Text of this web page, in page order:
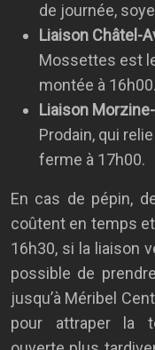
de journée,
Liaison Châtel-
Mossettes est
montée à 16h00.
Liaison
Prodain, qui
ferme à 17h00.
En cas de pépin,
coûtent en temps
16h30, si la liaison
possible de
jusqu’à Méribel
pour attraper la